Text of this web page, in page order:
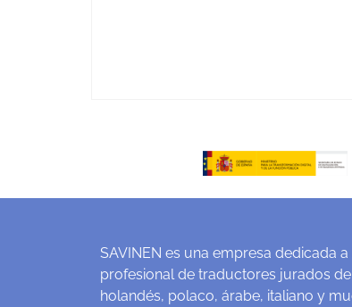
SAVINEN es una empresa dedicada
profesional de traductores jurados
holandés, polaco, árabe, italiano y